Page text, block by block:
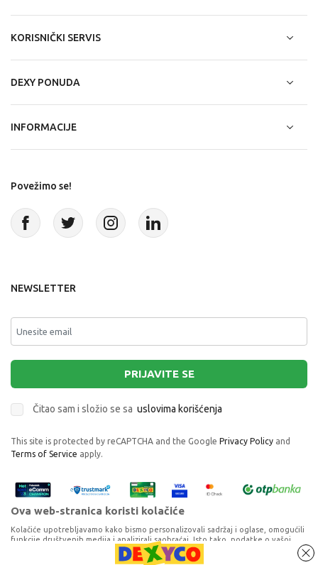
KORISNIČKI SERVIS
DEXY PONUDA
INFORMACIJE
Povežimo se!
NEWSLETTER
PRIJAVITE SE
Čitao sam i složio se sa uslovima korišćenja
This site is protected by reCAPTCHA and the Google Privacy Policy and
Terms of Service apply.
Ova web-stranica koristi kolačiće
Kolačiće upotrebljavamo kako bismo personalizovali sadržaj i oglase, omogućili
funkcije društvenih medija i analizirali saobraćaj. Isto tako, podatke o vašoj
upotrebi naše web-lokacije delimo s partnerima za društvene medije,
oglašavanje i analizu, a oni ih mogu kombinovati s drugim podacima koje ste im